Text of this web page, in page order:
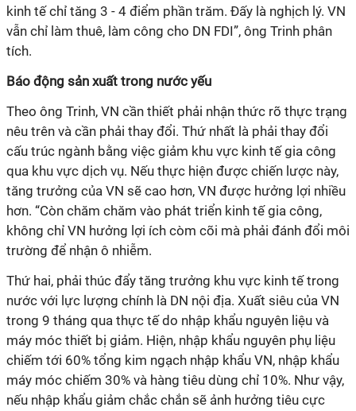
kinh tế chỉ tăng 3 - 4 điểm phần trăm. Đấy là nghịch lý. VN
vẫn chỉ làm thuê, làm công cho DN FDI”, ông Trinh phân
tích.
Báo động sản xuất trong nước yếu
Theo ông Trinh, VN cần thiết phải nhận thức rõ thực trạng
nêu trên và cần phải thay đổi. Thứ nhất là phải thay đổi
cấu trúc ngành bằng việc giảm khu vực kinh tế gia công
qua khu vực dịch vụ. Nếu thực hiện được chiến lược này,
tăng trưởng của VN sẽ cao hơn, VN được hưởng lợi nhiều
hơn. “Còn chăm chăm vào phát triển kinh tế gia công,
không chỉ VN hưởng lợi ích còm cõi mà phải đánh đổi môi
trường để nhận ô nhiễm.
Thứ hai, phải thúc đẩy tăng trưởng khu vực kinh tế trong
nước với lực lượng chính là DN nội địa. Xuất siêu của VN
trong 9 tháng qua thực tế do nhập khẩu nguyên liệu và
máy móc thiết bị giảm. Hiện, nhập khẩu nguyên phụ liệu
chiếm tới 60% tổng kim ngạch nhập khẩu VN, nhập khẩu
máy móc chiếm 30% và hàng tiêu dùng chỉ 10%. Như vậy,
nếu nhập khẩu giảm chắc chắn sẽ ảnh hưởng tiêu cực